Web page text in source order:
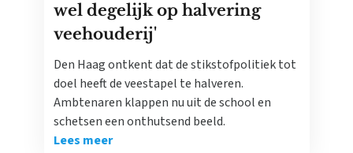
wel degelijk op halvering
veehouderij'
Den Haag ontkent dat de stikstofpolitiek tot
doel heeft de veestapel te halveren.
Ambtenaren klappen nu uit de school en
schetsen een onthutsend beeld.
Lees meer